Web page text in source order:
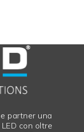
partner una
con oltre